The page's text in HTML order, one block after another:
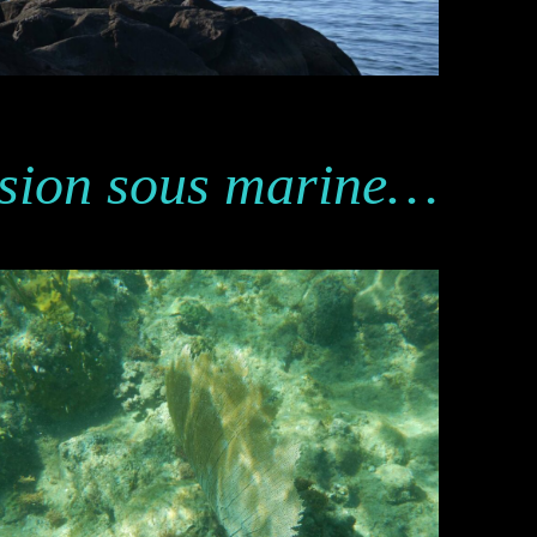
sous marine…